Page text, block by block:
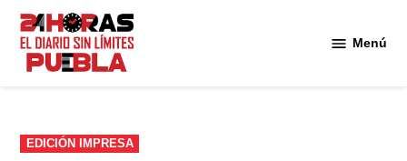
Saltar
contenido
Menú
PUBLICADO
EN
EDICIÓN IMPRESA